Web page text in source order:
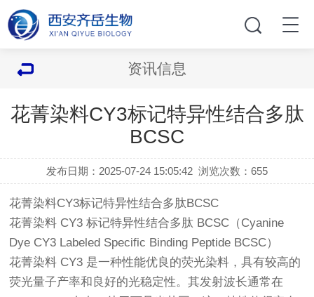
资讯信息
花菁染料CY3标记特异性结合多肽
BCSC
发布日期：2025-07-24 15:05:42 浏览次数：655
花菁染料CY3标记特异性结合多肽BCSC
花菁染料 CY3 标记特异性结合多肽 BCSC（Cyanine
Dye CY3 Labeled Specific Binding Peptide BCSC）
花菁染料 CY3 是一种性能优良的荧光染料，具有较高的
荧光量子产率和良好的光稳定性。其发射波长通常在